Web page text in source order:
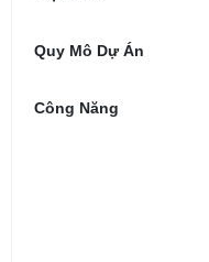
Quy Mô Dự Án
Công Năng